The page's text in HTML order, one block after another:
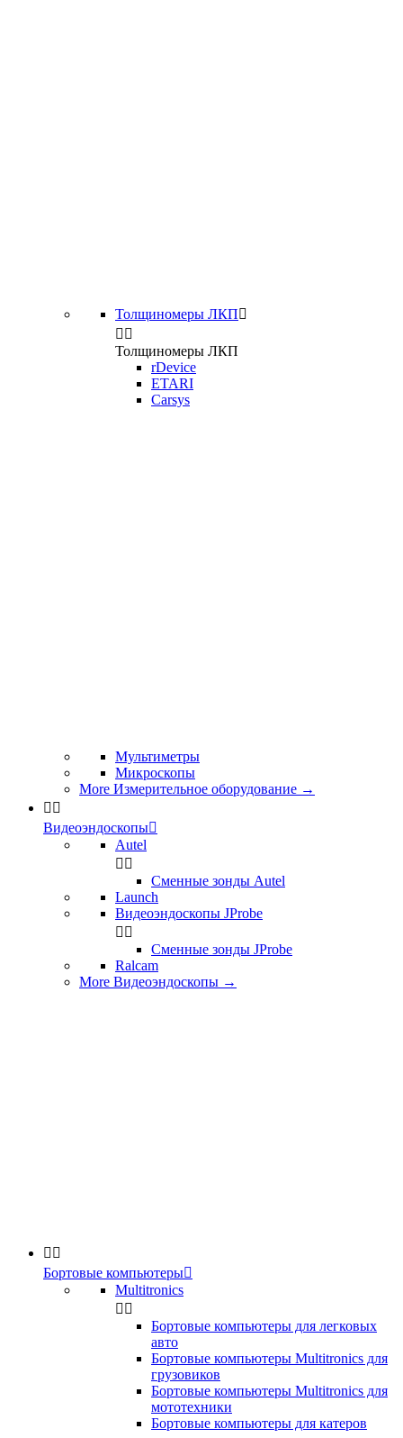
Толщиномеры ЛКП
 
Толщиномеры ЛКП
rDevice
ETARI
Carsys
Мультиметры
Микроскопы
More Измерительное оборудование →
 
Видеоэндоскопы
Autel
 
Сменные зонды Autel
Launch
Видеоэндоскопы JProbe
 
Сменные зонды JProbe
Ralcam
More Видеоэндоскопы →
 
Бортовые компьютеры
Multitronics
 
Бортовые компьютеры для легковых
авто
Бортовые компьютеры Multitronics для
грузовиков
Бортовые компьютеры Multitronics для
мототехники
Бортовые компьютеры для катеров